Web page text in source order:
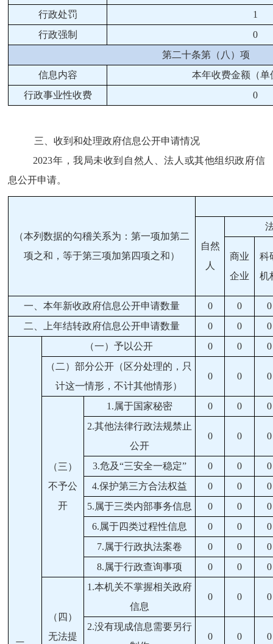
行政处罚
1
行政强制
0
第二十条第（八）项
信息内容
本年收费金额（单
行政事业性收费
0
三、收到和处理政府信息公开申请情况
2023年，我局未收到自然人、法人或其他组织政府信
息公开申请。
（本列数据的勾稽关系为：第一项加第二
项之和，等于第三项加第四项之和）
自然
人
商业
企业
科
机
一、本年新收政府信息公开申请数量 0 0
0
二、上年结转政府信息公开申请数量
0 0 0
（一）予以公开 0 0
0
（二）部分公开（区分处理的，只
计这一情形，不计其他情形）
0 0 0
（三）
不予公
开
1.属于国家秘密 0 0
0
2.其他法律行政法规禁止
公开
0 0 0
3.危及“三安全一稳定” 0 0
0
4.保护第三方合法权益 0 0
0
5.属于三类内部事务信息 0 0
0
6.属于四类过程性信息 0 0
0
7.属于行政执法案卷 0 0
0
8.属于行政查询事项 0 0 0
（四）
无法提
1.本机关不掌握相关政府
信息
0 0 0
2.没有现成信息需要另行
0 0 0